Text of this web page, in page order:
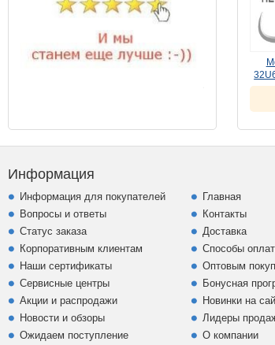
Информация
Информация для покупателей
Вопросы и ответы
Статус заказа
Корпоративным клиентам
Наши сертификаты
Сервисные центры
Акции и распродажи
Новости и обзоры
Ожидаем поступление
Главная
Контакты
Доставка
Способы
Оптовым
Бонусная
Новинки на
Лидеры
О компании